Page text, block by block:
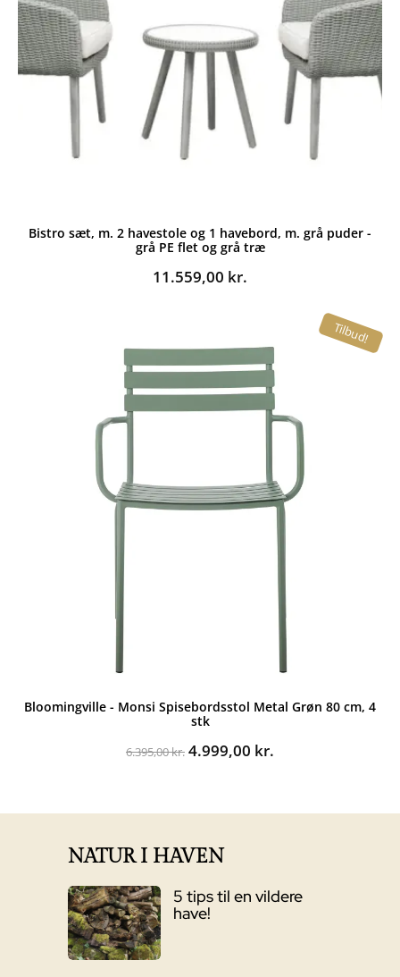
Bistro sæt, m. 2 havestole og 1 havebord, m. grå puder -
grå PE flet og grå træ
11.559,00 kr.
Tilbud!
Bloomingville - Monsi Spisebordsstol Metal Grøn 80 cm, 4
stk
6.395,00kr. Den
4.999,00 kr.
NATUR I HAVEN
5 tips til en vildere
have!